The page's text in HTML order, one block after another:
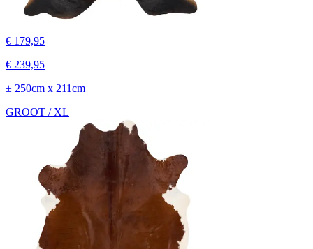
€ 179,95
€ 239,95
± 250cm x 211cm
GROOT / XL